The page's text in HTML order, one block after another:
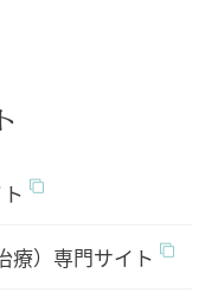
療）専門サイト